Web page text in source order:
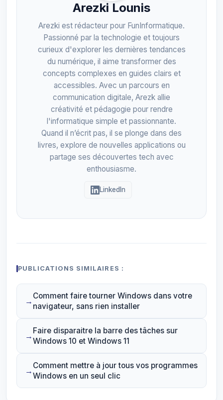
Arezki Lounis
Arezki est rédacteur pour FunInformatique.
Passionné par la technologie et toujours
curieux d'explorer les dernières tendances
du numérique, il aime transformer des
concepts complexes en guides clairs et
accessibles. Avec un parcours en
communication digitale, Arezk allie
créativité et pédagogie pour rendre
l'informatique simple et passionnante.
Quand il n’écrit pas, il se plonge dans des
livres, explore de nouvelles applications ou
partage ses découvertes tech avec
enthousiasme.
LinkedIn
PUBLICATIONS SIMILAIRES :
Comment faire tourner Windows dans votre
navigateur, sans rien installer
Faire disparaitre la barre des tâches sur
Windows 10 et Windows 11
Comment mettre à jour tous vos programmes
Windows en un seul clic